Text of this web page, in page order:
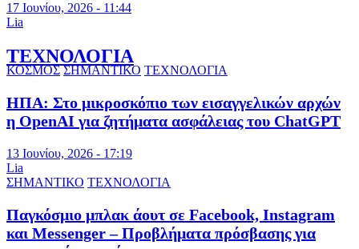
17 Ιουνίου, 2026 - 11:44
Lia
ΤΕΧΝΟΛΟΓΙΑ
ΚΟΣΜΟΣ ΣΗΜΑΝΤΙΚΟ ΤΕΧΝΟΛΟΓΙΑ
ΗΠΑ: Στο μικροσκόπιο των εισαγγελικών αρχών
η OpenAI για ζητήματα ασφάλειας του ChatGPT
13 Ιουνίου, 2026 - 17:19
Lia
ΣΗΜΑΝΤΙΚΟ ΤΕΧΝΟΛΟΓΙΑ
Παγκόσμιο μπλακ άουτ σε Facebook, Instagram
και Messenger – Προβλήματα πρόσβασης για